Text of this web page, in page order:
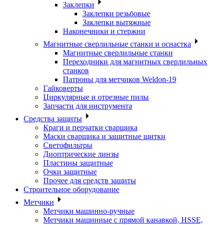
Заклепки
Заклепки резьбовые
Заклепки вытяжные
Наконечники и стержни
Магнитные сверлильные станки и оснастка
Магнитные сверлильные станки
Переходники для магнитных сверлильных
станков
Патроны для метчиков Weldon-19
Гайковерты
Циркулярные и отрезные пилы
Запчасти для инструмента
Средства защиты
Краги и перчатки сварщика
Маски сварщика и защитные щитки
Светофильтры
Диоптрические линзы
Пластины защитные
Очки защитные
Прочее для средств защиты
Строительное оборудование
Метчики
Метчики машинно-ручные
Метчики машинные с прямой канавкой, HSSE,